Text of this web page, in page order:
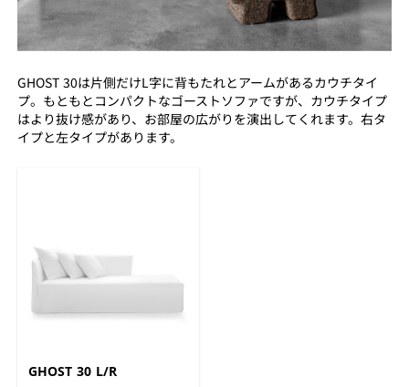
GHOST 30は片側だけL字に背もたれとアームがあるカウチタイ
プ。もともとコンパクトなゴーストソファですが、カウチタイプ
はより抜け感があり、お部屋の広がりを演出してくれます。右タ
イプと左タイプがあります。
GHOST 30 L/R